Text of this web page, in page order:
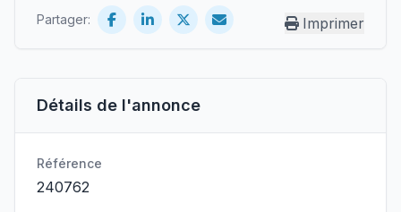
Détails de l'annonce
Référence
240762
Partager: Imprimer